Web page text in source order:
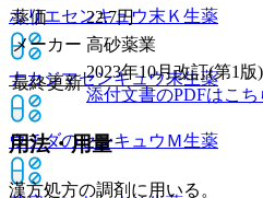
ホリエセンキュウ末Ｋ 生薬
ナカジマセンキュウ末生薬
ウチダのセンキュウＭ生薬
薬価
22.7円
メーカー 高砂薬業
最終更新
2023年10月改訂(第1版)
添付文書のPDFはこち
用法・用量
漢方処方の調剤に用いる。